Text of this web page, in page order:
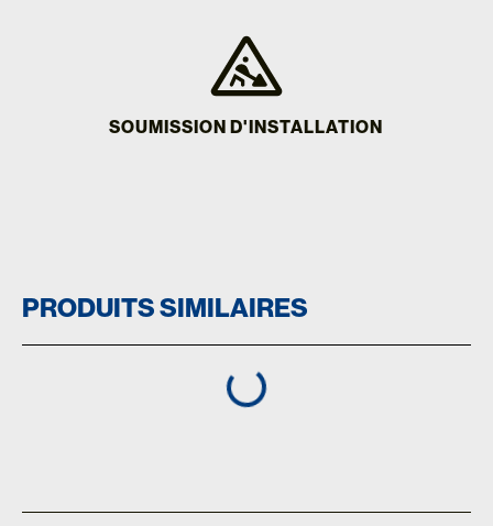
SOUMISSION D'INSTALLATION
PRODUITS SIMILAIRES